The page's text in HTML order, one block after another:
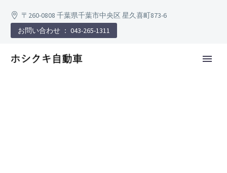
〒260-0808 千葉県千葉市中央区 星久喜町873-6
お問い合わせ ： 043-265-1311